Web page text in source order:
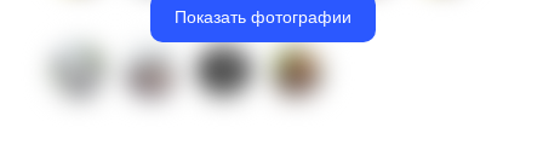
Показать фотографии